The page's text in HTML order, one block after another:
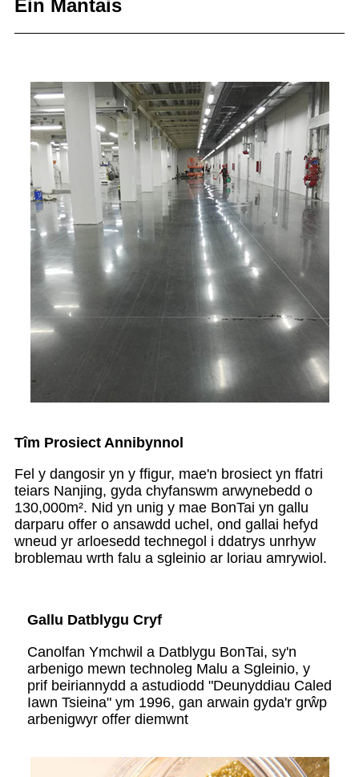
Ein Mantais
Tîm Prosiect Annibynnol
Fel y dangosir yn y ffigur, mae'n brosiect yn ffatri
teiars Nanjing, gyda chyfanswm arwynebedd o
130,000m². Nid yn unig y mae BonTai yn gallu
darparu offer o ansawdd uchel, ond gallai hefyd
wneud yr arloesedd technegol i ddatrys unrhyw
broblemau wrth falu a sgleinio ar loriau amrywiol.
Gallu Datblygu Cryf
Canolfan Ymchwil a Datblygu BonTai, sy'n
arbenigo mewn technoleg Malu a Sgleinio, y
prif beiriannydd a astudiodd "Deunyddiau Caled
Iawn Tsieina" ym 1996, gan arwain gyda'r grŵp
arbenigwyr offer diemwnt